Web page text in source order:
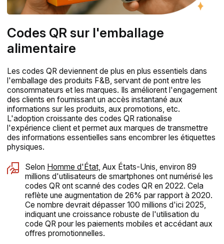
Codes QR sur l'emballage
alimentaire
Les codes QR deviennent de plus en plus essentiels dans
l'emballage des produits F&B, servant de pont entre les
consommateurs et les marques. Ils améliorent l'engagement
des clients en fournissant un accès instantané aux
informations sur les produits, aux promotions, etc.
L'adoption croissante des codes QR rationalise
l'expérience client et permet aux marques de transmettre
des informations essentielles sans encombrer les étiquettes
physiques.
Selon Homme d'État, Aux États-Unis, environ 89
millions d'utilisateurs de smartphones ont numérisé les
codes QR ont scanné des codes QR en 2022. Cela
reflète une augmentation de 26% par rapport à 2020.
Ce nombre devrait dépasser 100 millions d'ici 2025,
indiquant une croissance robuste de l'utilisation du
code QR pour les paiements mobiles et accédant aux
offres promotionnelles.